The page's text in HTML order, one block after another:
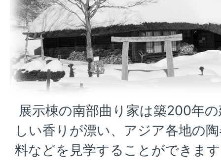
展示棟の南部曲り家は築200年
しい香りが漂い、アジア各地の
料などを見学することができま